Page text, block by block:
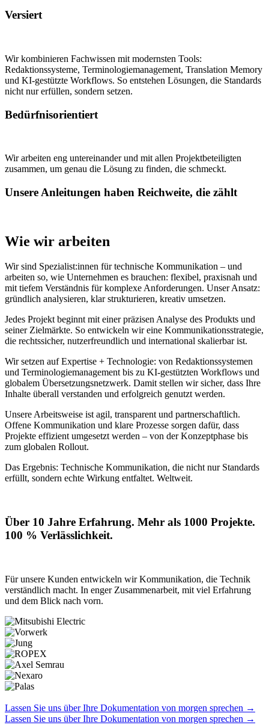
Versiert
Wir kombinieren Fachwissen mit modernsten Tools:
Redaktionssysteme, Terminologiemanagement, Translation Memory
und KI-gestützte Workflows. So entstehen Lösungen, die Standards
nicht nur erfüllen, sondern setzen.
Bedürfnisorientiert
Wir arbeiten eng untereinander und mit allen Projektbeteiligten
zusammen, um genau die Lösung zu finden, die schmeckt.
Unsere Anleitungen haben Reichweite, die zählt
Wie wir arbeiten
Wir sind Spezialist:innen für technische Kommunikation – und
arbeiten so, wie Unternehmen es brauchen: flexibel, praxisnah und
mit tiefem Verständnis für komplexe Anforderungen. Unser Ansatz:
gründlich analysieren, klar strukturieren, kreativ umsetzen.
Jedes Projekt beginnt mit einer präzisen Analyse des Produkts und
seiner Zielmärkte. So entwickeln wir eine Kommunikationsstrategie,
die rechtssicher, nutzerfreundlich und international skalierbar ist.
Wir setzen auf Expertise + Technologie: von Redaktionssystemen
und Terminologiemanagement bis zu KI-gestützten Workflows und
globalem Übersetzungsnetzwerk. Damit stellen wir sicher, dass Ihre
Inhalte überall verstanden und erfolgreich genutzt werden.
Unsere Arbeitsweise ist agil, transparent und partnerschaftlich.
Offene Kommunikation und klare Prozesse sorgen dafür, dass
Projekte effizient umgesetzt werden – von der Konzeptphase bis
zum globalen Rollout.
Das Ergebnis: Technische Kommunikation, die nicht nur Standards
erfüllt, sondern echte Wirkung entfaltet. Weltweit.
Über 10 Jahre Erfahrung. Mehr als 1000 Projekte.
100 % Verlässlichkeit.
Für unsere Kunden entwickeln wir Kommunikation, die Technik
verständlich macht. In enger Zusammenarbeit, mit viel Erfahrung
und dem Blick nach vorn.
Lassen Sie uns über Ihre Dokumentation von morgen sprechen →
Lassen Sie uns über Ihre Dokumentation von morgen sprechen →